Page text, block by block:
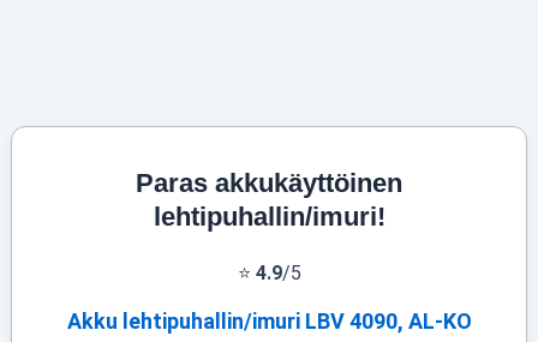
Paras akkukäyttöinen
lehtipuhallin/imuri!
⭐ 4.9/5
Akku lehtipuhallin/imuri LBV 4090, AL-KO